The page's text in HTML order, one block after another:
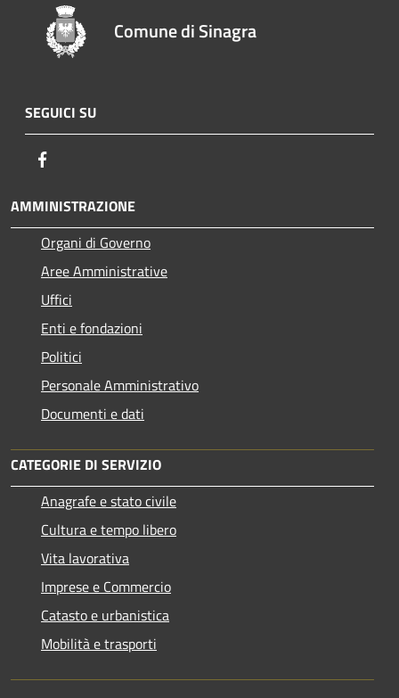
Comune di Sinagra
SEGUICI SU
AMMINISTRAZIONE
Organi di Governo
Aree Amministrative
Uffici
Enti e fondazioni
Politici
Personale Amministrativo
Documenti e dati
CATEGORIE DI SERVIZIO
Anagrafe e stato civile
Cultura e tempo libero
Vita lavorativa
Imprese e Commercio
Catasto e urbanistica
Mobilità e trasporti